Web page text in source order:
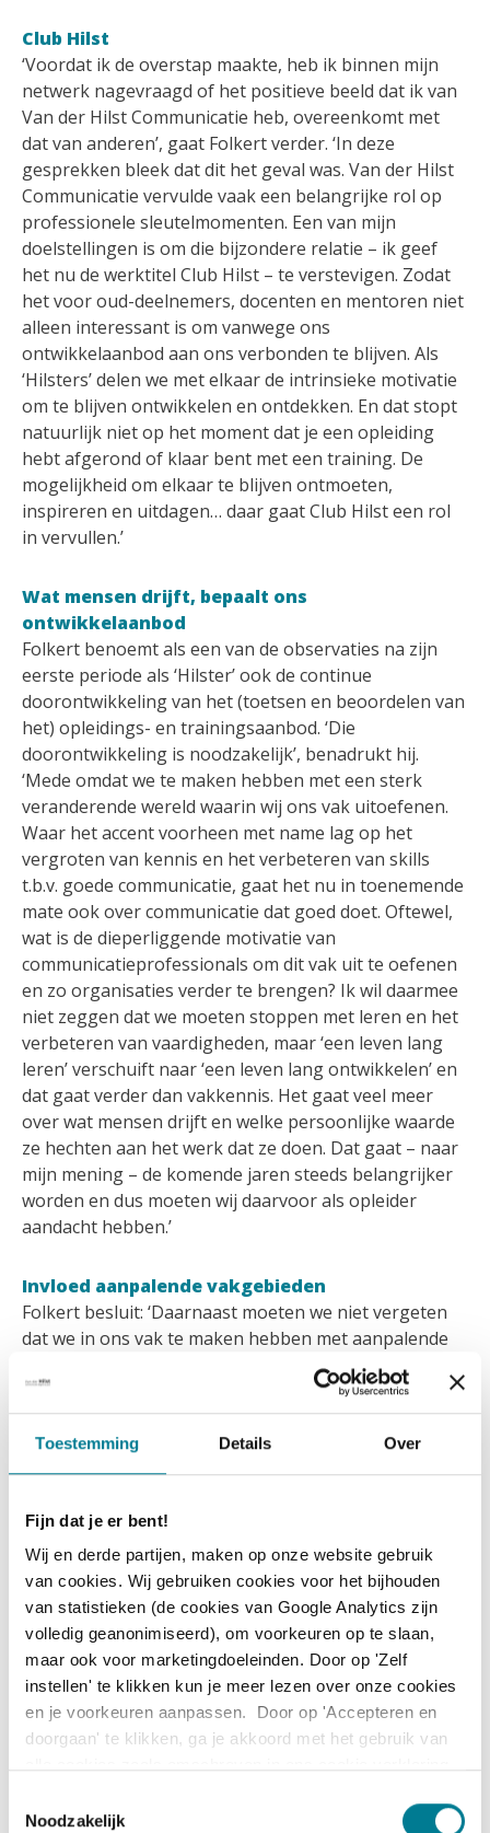
Toestemming Details Over
Fijn dat je er bent!
Wij en derde partijen, maken op onze website gebruik
van cookies. Wij gebruiken cookies voor het bijhouden
van statistieken (de cookies van Google Analytics zijn
volledig geanonimiseerd), om voorkeuren op te slaan,
maar ook voor marketingdoeleinden. Door op 'Zelf
instellen' te klikken kun je meer lezen over onze cookies
en je voorkeuren aanpassen. Door op 'Accepteren en
doorgaan' te klikken, ga je akkoord met het gebruik van
Noodzakelijk
Club Hilst
‘Voordat ik de overstap maakte, heb ik binnen mijn
netwerk nagevraagd of het positieve beeld dat ik van
Van der Hilst Communicatie heb, overeenkomt met
dat van anderen’, gaat Folkert verder. ‘In deze
gesprekken bleek dat dit het geval was. Van der Hilst
Communicatie vervulde vaak een belangrijke rol op
professionele sleutelmomenten. Een van mijn
doelstellingen is om die bijzondere relatie – ik geef
het nu de werktitel Club Hilst – te verstevigen. Zodat
het voor oud-deelnemers, docenten en mentoren niet
alleen interessant is om vanwege ons
ontwikkelaanbod aan ons verbonden te blijven. Als
‘Hilsters’ delen we met elkaar de intrinsieke motivatie
om te blijven ontwikkelen en ontdekken. En dat stopt
natuurlijk niet op het moment dat je een opleiding
hebt afgerond of klaar bent met een training. De
mogelijkheid om elkaar te blijven ontmoeten,
inspireren en uitdagen… daar gaat Club Hilst een rol
in vervullen.’
Wat mensen drijft, bepaalt ons
ontwikkelaanbod
Folkert benoemt als een van de observaties na zijn
eerste periode als ‘Hilster’ ook de continue
doorontwikkeling van het (toetsen en beoordelen van
het) opleidings- en trainingsaanbod. ‘Die
doorontwikkeling is noodzakelijk’, benadrukt hij.
‘Mede omdat we te maken hebben met een sterk
veranderende wereld waarin wij ons vak uitoefenen.
Waar het accent voorheen met name lag op het
vergroten van kennis en het verbeteren van skills
t.b.v. goede communicatie, gaat het nu in toenemende
mate ook over communicatie dat goed doet. Oftewel,
wat is de dieperliggende motivatie van
communicatieprofessionals om dit vak uit te oefenen
en zo organisaties verder te brengen? Ik wil daarmee
niet zeggen dat we moeten stoppen met leren en het
verbeteren van vaardigheden, maar ‘een leven lang
leren’ verschuift naar ‘een leven lang ontwikkelen’ en
dat gaat verder dan vakkennis. Het gaat veel meer
over wat mensen drijft en welke persoonlijke waarde
ze hechten aan het werk dat ze doen. Dat gaat – naar
mijn mening – de komende jaren steeds belangrijker
worden en dus moeten wij daarvoor als opleider
aandacht hebben.’
Invloed aanpalende vakgebieden
Folkert besluit: ‘Daarnaast moeten we niet vergeten
dat we in ons vak te maken hebben met aanpalende
vakgebieden, zoals gedragswetenschappen,
organisatiekunde, veranderkunde en psychologie. Dat
wil ik gaandeweg veel meer integreren in ons
ontwikkelaanbod. Hoe dat er precies uit gaat zien, zal
de komende periode duidelijker worden. Ik kijk er
die ervaren vakgenoten in het Van der Hilst netwerk,
verder uit te werken. En uiteraard kom ik terug op
‘Club Hilst’ zodra dit meer vorm krijgt!’